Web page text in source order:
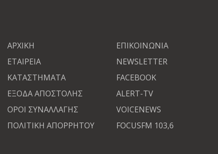
ΑΡΧΙΚΗ
ΕΤΑΙΡΕΙΑ
ΚΑΤΑΣΤΗΜΑΤΑ
ΕΞΟΔΑ ΑΠΟΣΤΟΛΗΣ
ΟΡΟΙ ΣΥΝΑΛΛΑΓΗΣ
ΠΟΛΙΤΙΚΗ ΑΠΟΡΡΗΤΟΥ
ΕΠΙΚΟΙΝΩΝΙΑ
NEWSLETTER
FACEBOOK
ALERT-TV
VOICENEWS
FOCUSFM 103,6